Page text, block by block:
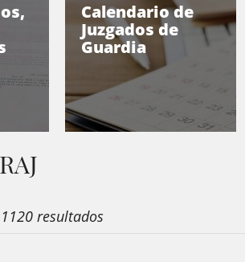
Calendario de
Juzgados de
Guardia
resultados